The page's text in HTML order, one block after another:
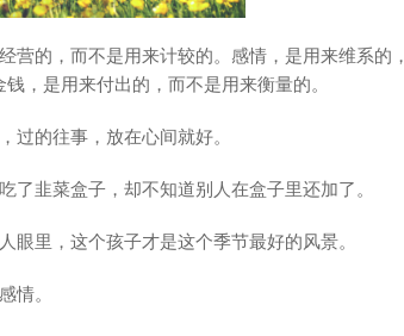
营的，而不是用来计较的。感情，是用来维系的，
，是用来付出的，而不是用来衡量的。
过的往事，放在心间就好。
了韭菜盒子，却不知道别人在盒子里还加了。
眼里，这个孩子才是这个季节最好的风景。
情。